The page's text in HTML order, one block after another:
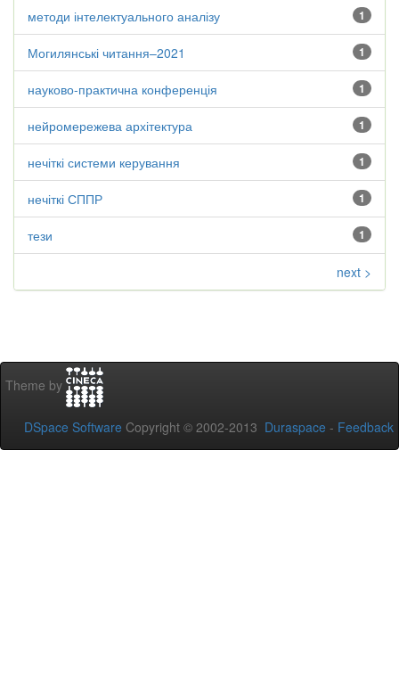
1
методи інтелектуального аналізу
1
Могилянські читання–2021
1
науково-практична конференція
1
нейромережева архітектура
1
нечіткі системи керування
1
нечіткі СППР
1
тези
next >
Theme by
DSpace Software Copyright © 2002-2013 Duraspace - Feedback